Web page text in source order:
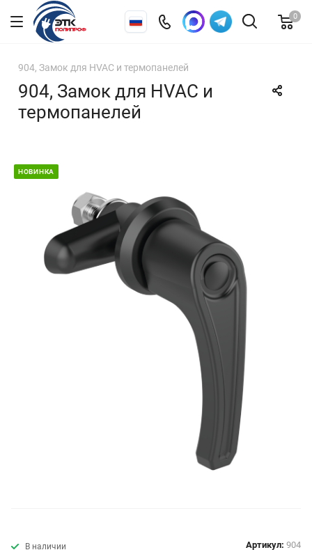
0
904, Замок для HVAC и термопанелей
904, Замок для HVAC и
термопанелей
НОВИНКА
В наличии Артикул: 904